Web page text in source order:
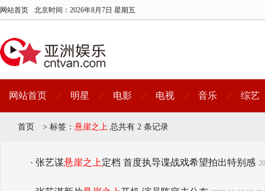
网站首页 北京时间： 2026年8月7日 星期五
网站首页 明星 电影 电视 音乐 综艺
首页 > 标签： 悬崖之上 总共有 2 条记录
· 张艺谋悬崖之上定档 首度执导谍战戏希望拍出特别感